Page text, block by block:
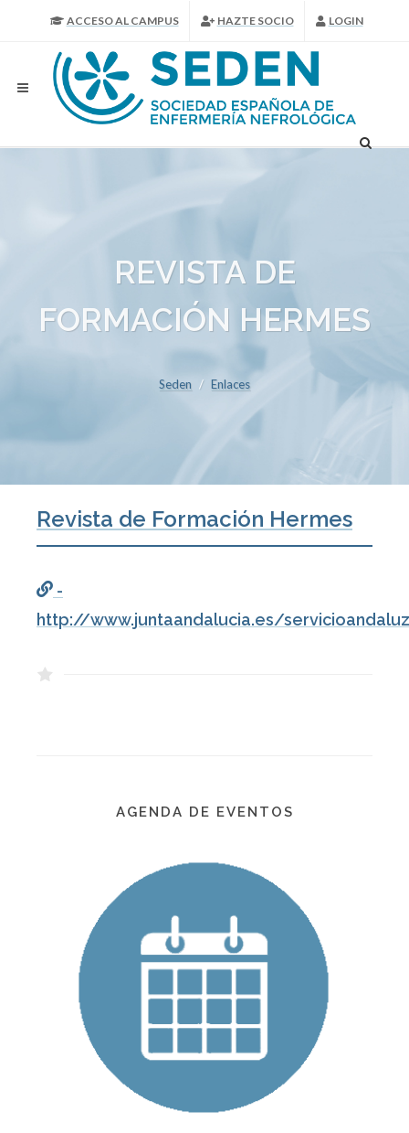
ACCESO AL CAMPUS HAZTE SOCIO LOGIN
REVISTA DE
FORMACIÓN HERMES
Seden Enlaces
Revista de Formación Hermes
-
http://www.juntaandalucia.es/
AGENDA DE EVENTOS